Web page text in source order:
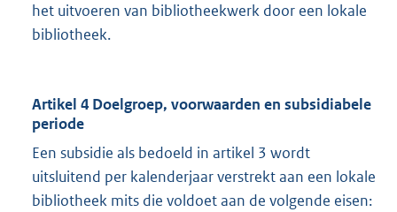
het uitvoeren van bibliotheekwerk door een lokale
bibliotheek.
Artikel 4 Doelgroep, voorwaarden en subsidiabele
periode
Een subsidie als bedoeld in artikel 3 wordt
uitsluitend per kalenderjaar verstrekt aan een lokale
bibliotheek mits die voldoet aan de volgende eisen: